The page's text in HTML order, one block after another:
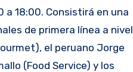
a 18:00. Consistirá en una
de primera línea a nivel
el peruano Jorge
(Food Service) y los